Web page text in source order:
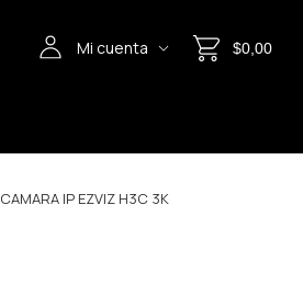
Mi cuenta $0,00
CAMARA IP EZVIZ H3C 3K